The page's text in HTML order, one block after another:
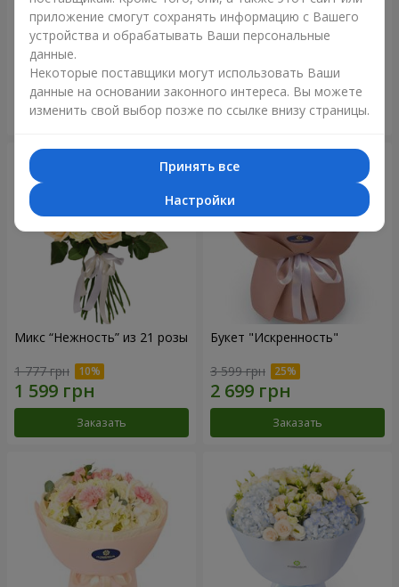
Букет "Blue ball"
3 656 грн
Заказать
Букет "Бенефис"
Заказать
Микс “Нежность” из 21 розы
1 777 грн
Заказать
Букет "Искренность"
3 599 грн
Заказать
приложение смогут сохранять информацию с Вашего
устройства и обрабатывать Ваши персональные
данные.
Некоторые поставщики могут использовать Ваши
данные на основании законного интереса. Вы можете
изменить свой выбор позже по ссылке внизу страницы.
Принять все
Настройки